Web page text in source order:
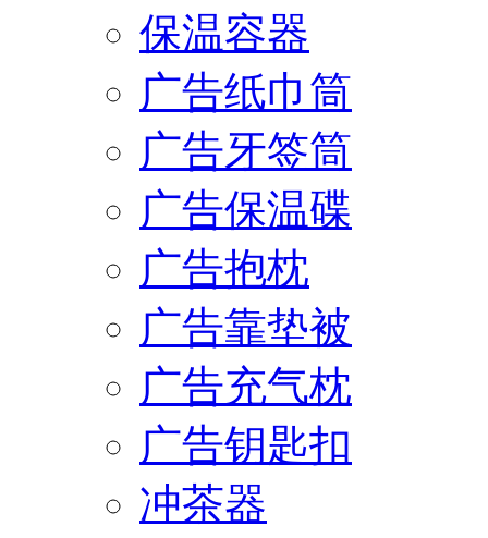
保温容器
广告纸巾筒
广告牙签筒
广告保温碟
广告抱枕
广告靠垫被
广告充气枕
广告钥匙扣
冲茶器